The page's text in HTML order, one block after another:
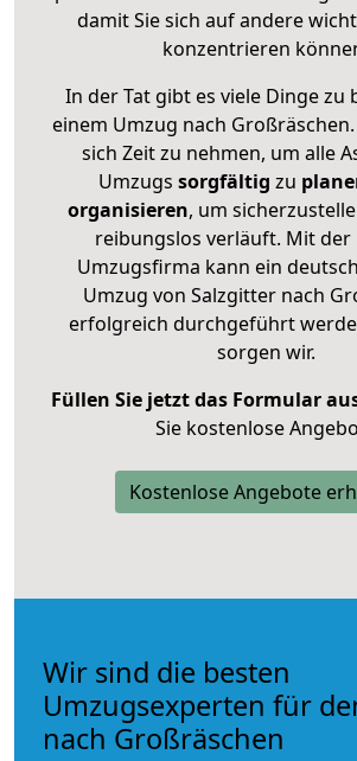
damit Sie sich auf andere
konzentrieren
In der Tat gibt es viele Dinge zu
einem Umzug nach
sich Zeit zu nehmen, um alle
Umzugs sorgfältig zu
organisieren, um
reibungslos verläuft. Mit
Umzugsfirma kann ein
Umzug von Salzgitter nach
erfolgreich durchgeführt
sorgen wir.
Füllen Sie jetzt das Formular
Sie kostenlose
Kostenlose Angebote
Wir sind die besten
Umzugsexperten für
nach Großräschen